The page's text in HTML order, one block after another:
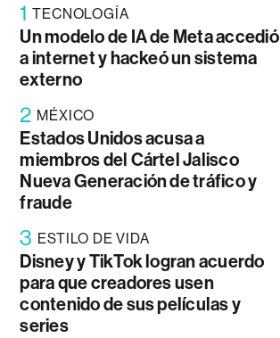
1 TECNOLOGÍA
Un modelo de IA de Meta accedió
a internet y hackeó un sistema
externo
2 MÉXICO
Estados Unidos acusa a
miembros del Cártel Jalisco
Nueva Generación de tráfico y
fraude
3 ESTILO DE VIDA
Disney y TikTok logran acuerdo
para que creadores usen
contenido de sus películas y
series